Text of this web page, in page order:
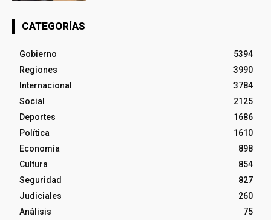
CATEGORÍAS
Gobierno
5394
Regiones
3990
Internacional
3784
Social
2125
Deportes
1686
Política
1610
Economía
898
Cultura
854
Seguridad
827
Judiciales
260
Análisis
75